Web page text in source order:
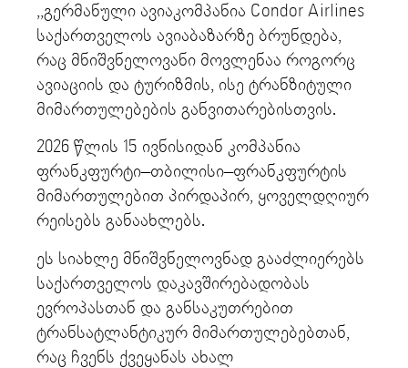
,,გერმანული ავიაკომპანია Condor Airlines
საქართველოს ავიაბაზარზე ბრუნდება,
რაც მნიშვნელოვანი მოვლენაა როგორც
ავიაციის და ტურიზმის, ისე ტრანზიტული
მიმართულებების განვითარებისთვის.
2026 წლის 15 ივნისიდან კომპანია
ფრანკფურტი–თბილისი–ფრანკფურტის
მიმართულებით პირდაპირ, ყოველდღიურ
რეისებს განაახლებს.
ეს სიახლე მნიშვნელოვნად გააძლიერებს
საქართველოს დაკავშირებადობას
ევროპასთან და განსაკუთრებით
ტრანსატლანტიკურ მიმართულებებთან,
რაც ჩვენს ქვეყანას ახალ